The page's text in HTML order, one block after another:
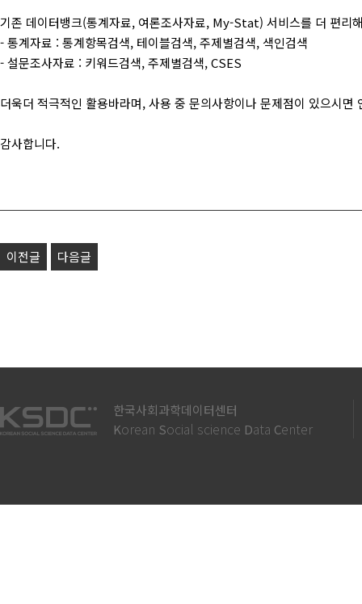
기존 데이터뱅크(통계자료, 여론조사자료, My-Stat) 서비스를 더 편리
- 통계자료 : 통계항목검색, 테이블검색, 주제별검색, 색인검색
- 설문조사자료 : 키워드검색, 주제별검색, CSES
더욱더 적극적인 활용바라며, 사용 중 문의사항이나 문제점이 있으시
감사합니다.
이전글 다음글
한국사회과학데이터센터
Korean Social science Data Center